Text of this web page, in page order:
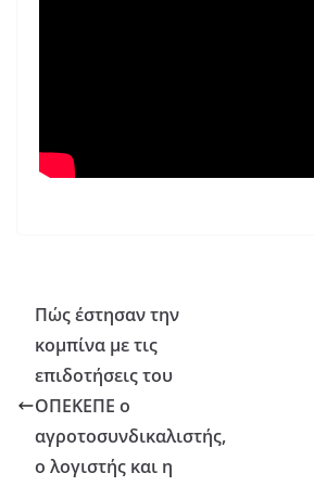
Πώς έστησαν την
κομπίνα με τις
επιδοτήσεις του
ΟΠΕΚΕΠΕ ο
αγροτοσυνδικαλιστής,
ο λογιστής και η